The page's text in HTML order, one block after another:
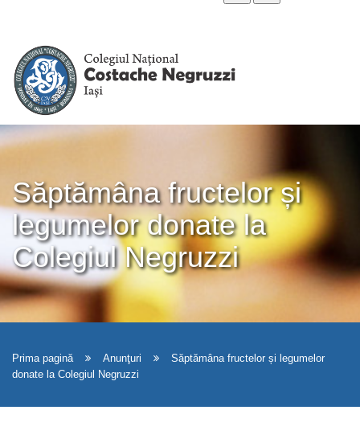
Săptămâna fructelor și
legumelor donate la
Colegiul Negruzzi
Prima pagină Anunţuri
Săptămâna fructelor și legumelor
donate la Colegiul Negruzzi